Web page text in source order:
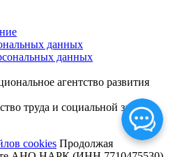
данных
данных
агентство развития
труда и социальной защиты
cookies Продолжая